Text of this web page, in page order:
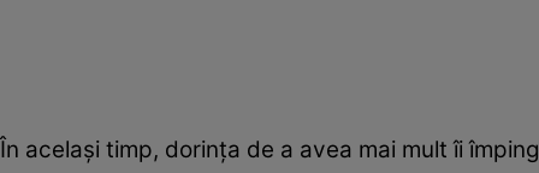
În același timp, dorința de a avea mai mult îi